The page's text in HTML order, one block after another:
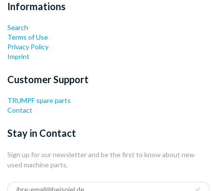
Informations
Search
Terms of Use
Privacy Policy
Imprint
Customer Support
TRUMPF spare parts
Contact
Stay in Contact
Sign up for our newsletter and be the first to know about new
used machine parts.